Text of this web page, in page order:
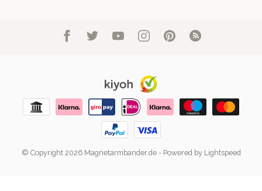
© Copyright 2026 Magnetarmbander.de- Powered by Lightspeed